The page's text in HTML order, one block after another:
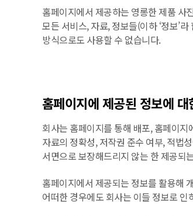
홈페이지에서 제공하는 영롱한 제품 사
모든 서비스, 자료, 정보들(이하 ‘정보’
방식으로도 사용할 수 없습니다.
홈페이지에 제공된 정보에
회사는 홈페이지를 통해 배포, 홈페이
자료의 정확성, 저작권 준수 여부, 적법
서면으로 보장해드리지 않는 한 제공되
홈페이지에서 제공되는 정보를 활용해
어떠한 경우에도 회사는 이들 정보로